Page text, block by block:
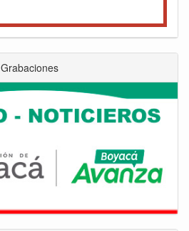
Grabaciones